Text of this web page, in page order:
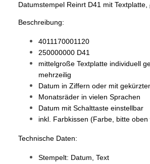
Datumstempel Reinrt D41 mit Textplatte,
Beschreibung:
4011170001120
250000000 D41
mittelgroße Textplatte individuell
mehrzeilig
Datum in Ziffern oder mit
Monatsräder in vielen Sprachen
Datum mit Schalttaste einstellbar
inkl. Farbkissen (Farbe, bitte oben
Technische Daten:
Stempelt: Datum, Text